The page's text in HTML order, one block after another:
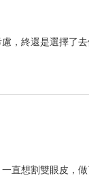
，終還是選擇了
直想割雙眼皮，